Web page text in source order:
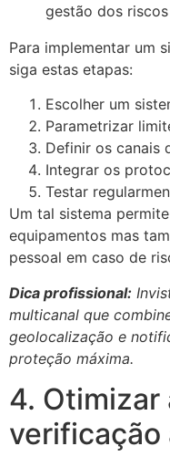
gestão dos
Para implementar um
siga estas etapas:
Escolher um
Parametrizar
Definir os canais
Integrar os
Testar
Um tal sistema
equipamentos mas
pessoal em caso de
Dica profissional:
multicanal que
geolocalização e
proteção máxima.
4. Otimizar
verificação